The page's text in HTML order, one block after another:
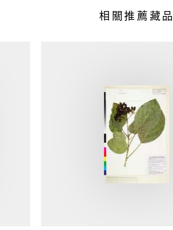
相關推薦藏品